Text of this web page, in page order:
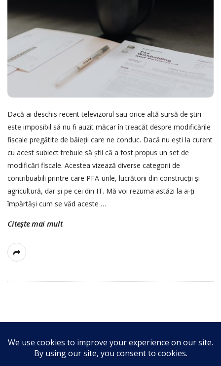
D
e
Dacă ai deschis recent televizorul sau orice altă sursă de știri
este imposibil să nu fi auzit măcar în treacăt despre modificările
fiscale pregătite de băieții care ne conduc. Dacă nu ești la curent
cu acest subiect trebuie să știi că a fost propus un set de
modificări fiscale. Acestea vizează diverse categorii de
contribuabili printre care PFA-urile, lucrătorii din construcții și
agricultură, dar și pe cei din IT. Mă voi rezuma astăzi la a-ți
împărtăși cum se văd aceste …
Citește mai mult